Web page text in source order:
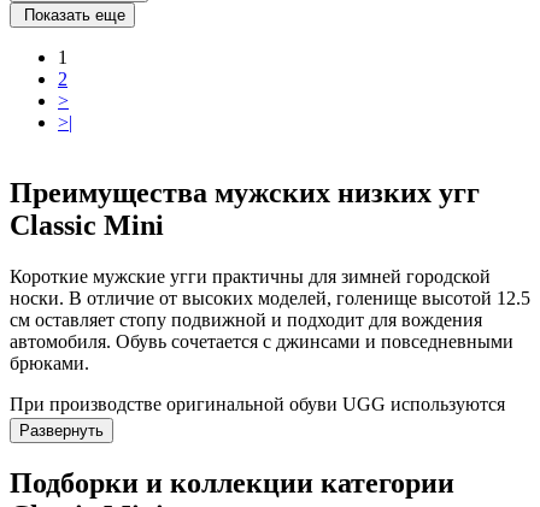
Показать еще
1
2
>
>|
Преимущества мужских низких угг
Classic Mini
Короткие мужские угги практичны для зимней городской
носки. В отличие от высоких моделей, голенище высотой 12.5
см оставляет стопу подвижной и подходит для вождения
автомобиля. Обувь сочетается с джинсами и повседневными
брюками.
При производстве оригинальной обуви UGG используются
технологичные материалы:
сохраняет тепло при температуре до –30 °C и
Развернуть
Подборки и коллекции категории